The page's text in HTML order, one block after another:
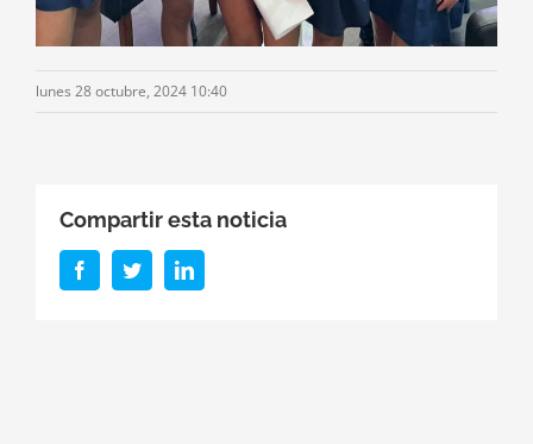
lunes 28 octubre, 2024 10:40
Compartir esta noticia
FacebookTwitterLinkedIn